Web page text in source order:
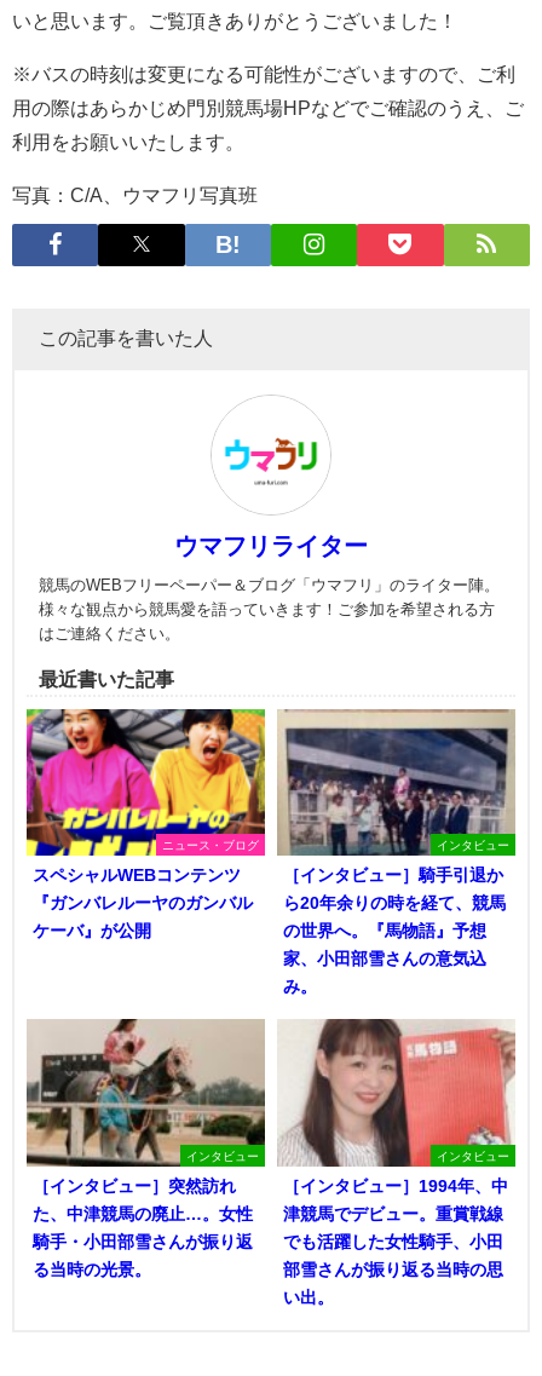
いと思います。ご覧頂きありがとうございました！
※バスの時刻は変更になる可能性がございますので、ご利
用の際はあらかじめ門別競馬場HPなどでご確認のうえ、ご
利用をお願いいたします。
写真：C/A、ウマフリ写真班
この記事を書いた人
ウマフリライター
競馬のWEBフリーペーパー＆ブログ「ウマフリ」のライター陣。
様々な観点から競馬愛を語っていきます！ご参加を希望される方
はご連絡ください。
最近書いた記事
ニュース・ブログ
スペシャルWEBコンテンツ
『ガンバレルーヤのガンバル
ケーバ』が公開
インタビュー
［インタビュー］騎手引退か
ら20年余りの時を経て、競馬
の世界へ。『馬物語』予想
家、小田部雪さんの意気込
み。
インタビュー
［インタビュー］突然訪れ
た、中津競馬の廃止…。女性
騎手・小田部雪さんが振り返
る当時の光景。
インタビュー
［インタビュー］1994年、中
津競馬でデビュー。重賞戦線
でも活躍した女性騎手、小田
部雪さんが振り返る当時の思
い出。